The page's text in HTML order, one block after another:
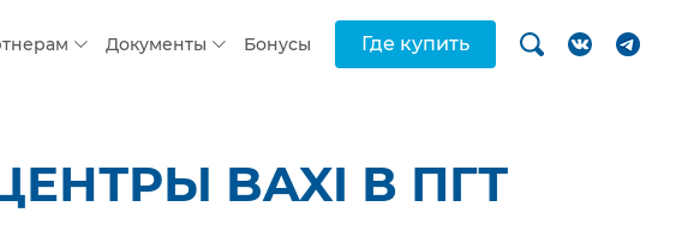
Документы Бонусы Где купить
BAXI В ПГТ